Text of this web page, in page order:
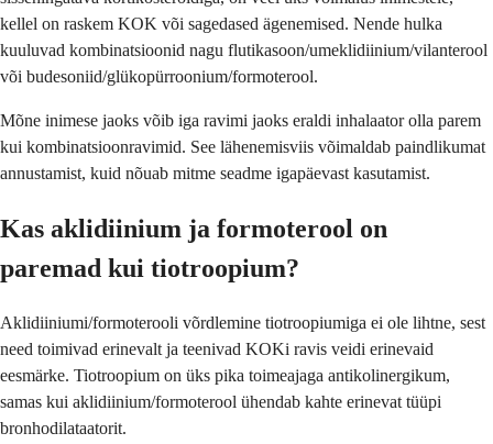
kellel on raskem KOK või sagedased ägenemised. Nende hulka
kuuluvad kombinatsioonid nagu flutikasoon/umeklidiinium/vilanterool
või budesoniid/glükopürroonium/formoterool.
Mõne inimese jaoks võib iga ravimi jaoks eraldi inhalaator olla parem
kui kombinatsioonravimid. See lähenemisviis võimaldab paindlikumat
annustamist, kuid nõuab mitme seadme igapäevast kasutamist.
Kas aklidiinium ja formoterool on
paremad kui tiotroopium?
Aklidiiniumi/formoterooli võrdlemine tiotroopiumiga ei ole lihtne, sest
need toimivad erinevalt ja teenivad KOKi ravis veidi erinevaid
eesmärke. Tiotroopium on üks pika toimeajaga antikolinergikum,
samas kui aklidiinium/formoterool ühendab kahte erinevat tüüpi
bronhodilataatorit.